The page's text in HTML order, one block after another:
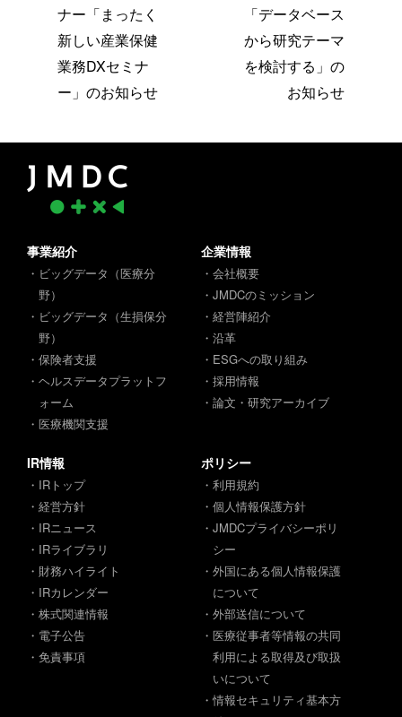
ナー「まったく
新しい産業保健
業務DXセミナ
ー」のお知らせ
「データベース
から研究テーマ
を検討する」の
お知らせ
事業紹介
・ビッグデータ（医療分
野）
・ビッグデータ（生損保分
野）
・保険者支援
・ヘルスデータプラットフ
ォーム
・医療機関支援
企業情報
・会社概要
・JMDCのミッション
・経営陣紹介
・沿革
・ESGへの取り組み
・採用情報
・論文・研究アーカイブ
IR情報
・IRトップ
・経営方針
・IRニュース
・IRライブラリ
・財務ハイライト
・IRカレンダー
・株式関連情報
・電子公告
・免責事項
ポリシー
・利用規約
・個人情報保護方針
・JMDCプライバシーポリ
シー
・外国にある個人情報保護
について
・外部送信について
・医療従事者等情報の共同
利用による取得及び取扱
いについて
・情報セキュリティ基本方